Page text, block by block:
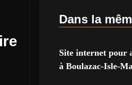
Dans la
Site internet pour
à Boulazac-Isle-